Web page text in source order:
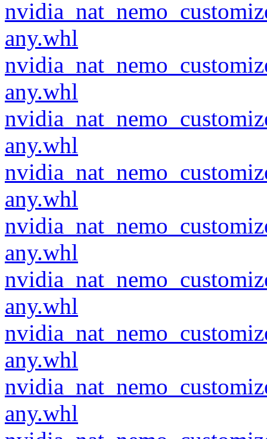
any.whl
any.whl
any.whl
any.whl
any.whl
any.whl
any.whl
any.whl